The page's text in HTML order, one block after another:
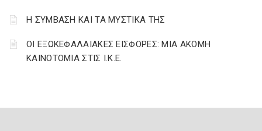
Η ΣΥΜΒΑΣΗ ΚΑΙ ΤΑ ΜΥΣΤΙΚΑ ΤΗΣ
ΟΙ ΕΞΩΚΕΦΑΛΑΙΑΚΕΣ ΕΙΣΦΟΡΕΣ: ΜΙΑ ΑΚΟΜΗ
ΚΑΙΝΟΤΟΜΙΑ ΣΤΙΣ Ι.Κ.Ε.